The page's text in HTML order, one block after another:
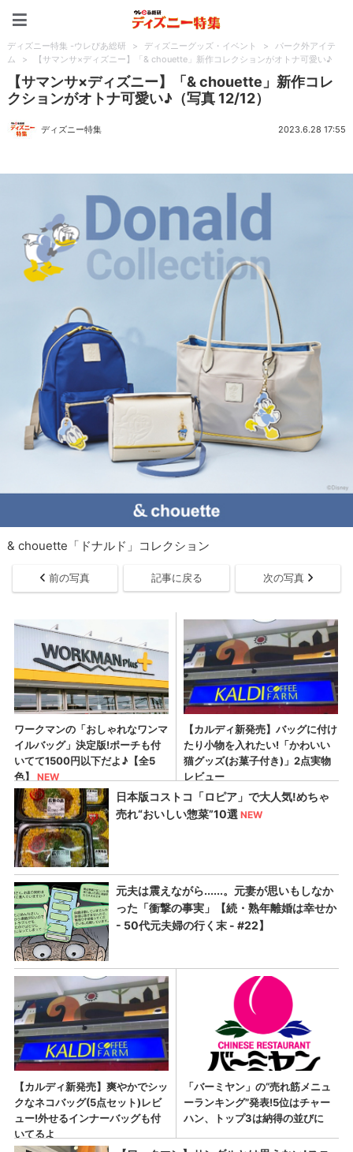
ディズニー特集 -ウレぴあ総研 > ディズニーグッズ・イベント >
パーク外アイテ
ム
> 【サマンサ×ディズニー】「& chouette」新作コレクションがオトナ可愛い♪
【サマンサ×ディズニー】「& chouette」新作コレ
クションがオトナ可愛い♪（写真 12/12）
ディズニー特集 2023.6.28 17:55
& chouette「ドナルド」コレクション
前の写真 記事に戻る 次の写真